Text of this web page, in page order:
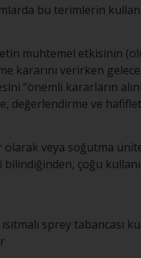
bu terimlerin
muhtemel etkisinin
kararını verirken
“önemli kararların
değerlendirme ve
veya soğutma
çoğu
sprey